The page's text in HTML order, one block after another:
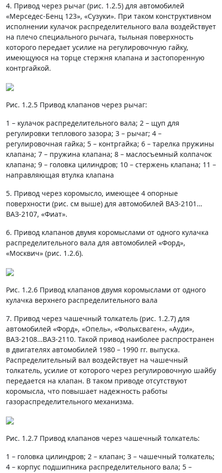
4. Привод через рычаг (рис. 1.2.5) для автомобилей
«Мерседес-Бенц 123», «Сузуки». При таком конструктивном
исполнении кулачок распределительного вала воздействует
на плечо специального рычага, тыльная поверхность
которого передает усилие на регулировочную гайку,
имеющуюся на торце стержня клапана и застопоренную
контргайкой.
Рис. 1.2.5 Привод клапанов через рычаг:
1 – кулачок распределительного вала; 2 – щуп для
регулировки теплового зазора; 3 – рычаг; 4 –
регулировочная гайка; 5 – контргайка; 6 – тарелка пружины
клапана; 7 – пружина клапана; 8 – маслосъемный колпачок
клапана; 9 – головка цилиндров; 10 – стержень клапана; 11 –
направляющая втулка клапана
5. Привод через коромысло, имеющее 4 опорные
поверхности (рис. см выше) для автомобилей ВАЗ-2101…
ВАЗ-2107, «Фиат».
6. Привод клапанов двумя коромыслами от одного кулачка
распределительного вала для автомобилей «Форд»,
«Москвич» (рис. 1.2.6).
Рис. 1.2.6 Привод клапанов двумя коромыслами от одного
кулачка верхнего распределительного вала
7. Привод через чашечный толкатель (рис. 1.2.7) для
автомобилей «Форд», «Опель», «Фольксваген», «Ауди»,
ВАЗ-2108…ВАЗ-2110. Такой привод наиболее распространен
в двигателях автомобилей 1980 – 1990 гг. выпуска.
Распределительный вал воздействует на чашечный
толкатель, усилие от которого через регулировочную шайбу
передается на клапан. В таком приводе отсутствуют
коромысла, что повышает надежность работы
газораспределительного механизма.
Рис. 1.2.7 Привод клапанов через чашечный толкатель:
1 – головка цилиндров; 2 – клапан; 3 – чашечный толкатель;
4 – корпус подшипника распределительного вала; 5 –